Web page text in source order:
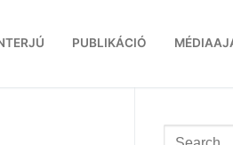
PUBLIKÁCIÓ
Keresése: